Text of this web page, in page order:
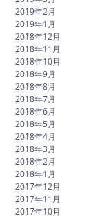
2019年2月
2019年1月
2018年12月
2018年11月
2018年10月
2018年9月
2018年8月
2018年7月
2018年6月
2018年5月
2018年4月
2018年3月
2018年2月
2018年1月
2017年12月
2017年11月
2017年10月